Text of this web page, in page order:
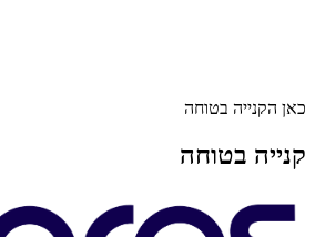
כאן הקנייה בטוחה
קנייה בטוחה